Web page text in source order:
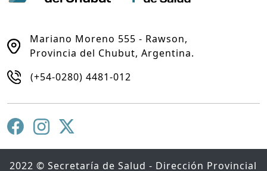
Mariano Moreno 555 - Rawson,
Provincia del Chubut, Argentina.
(+54-0280) 4481-012
2022 © Secretaría de Salud - Dirección Provincial